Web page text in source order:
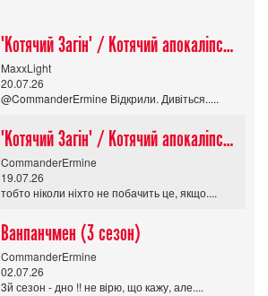
"Котячий Загін" / Котячий апокаліпсис / Cat Shit One
MaxxLight
20.07.26
@CommanderErmine Відкрили. Дивіться.....
"Котячий Загін" / Котячий апокаліпсис / Cat Shit One
CommanderErmine
19.07.26
тобто ніколи ніхто не побачить це, якщо....
Ванпанчмен (3 сезон)
CommanderErmine
02.07.26
3й сезон - дно !! не вірю, що кажу, але....